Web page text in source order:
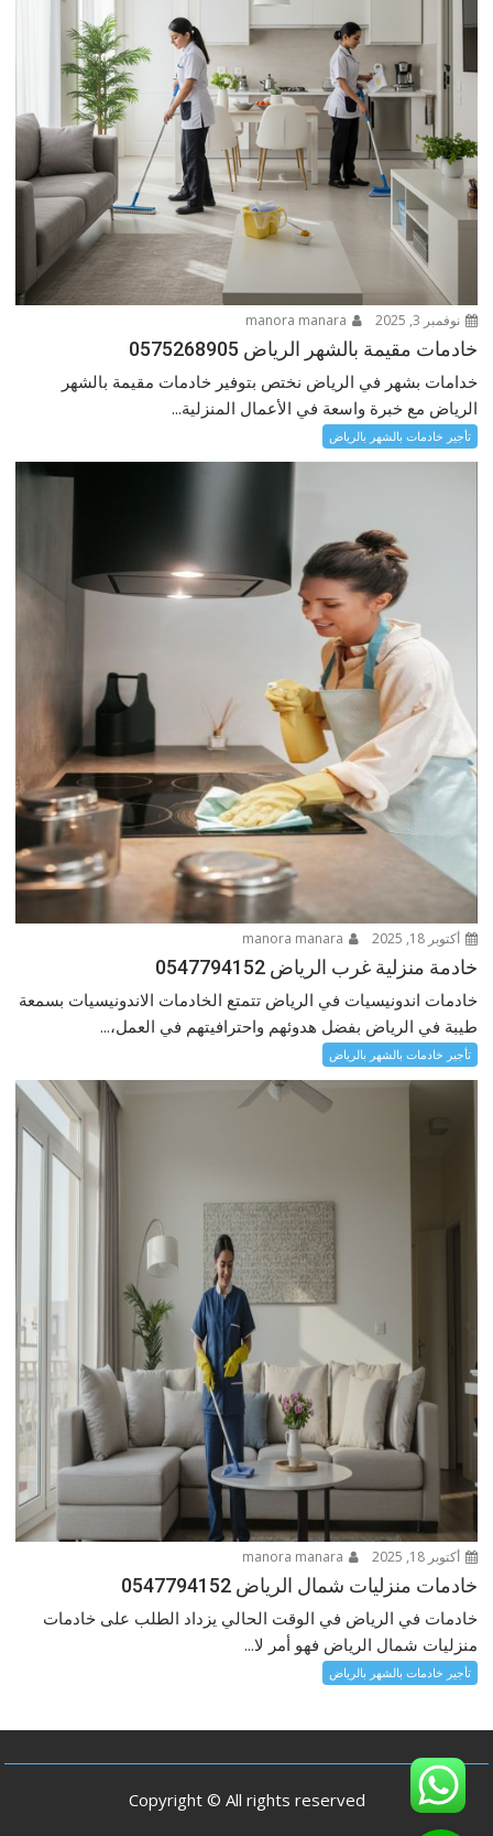
نوفمبر 3, 2025
خادمات مقيمة بالشهر الرياض 0575268905
خدامات بشهر في الرياض نختص بتوفير خادمات مقيمة بالشهر
الرياض مع خبرة واسعة في الأعمال المنزلية...
تأجير خادمات بالشهر بالرياض
أكتوبر 18, 2025
خادمة منزلية غرب الرياض 0547794152
خادمات اندونيسيات في الرياض تتمتع الخادمات الاندونيسيات بسمعة
طيبة في الرياض بفضل هدوئهم واحترافيتهم في العمل،...
تأجير خادمات بالشهر بالرياض
أكتوبر 18, 2025
خادمات منزليات شمال الرياض 0547794152
خادمات في الرياض في الوقت الحالي يزداد الطلب على خادمات
منزليات شمال الرياض فهو أمر لا...
تأجير خادمات بالشهر بالرياض
Copyright © All rights reserved